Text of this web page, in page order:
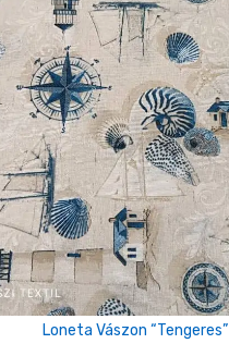
Loneta Vászon “tengeres”